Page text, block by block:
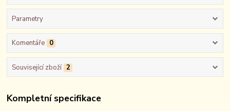
Parametry
Komentáře 0
Související zboží 2
Kompletní specifikace